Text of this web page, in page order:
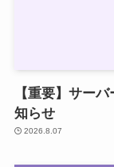
【重要】サー
知らせ
2026.8.07